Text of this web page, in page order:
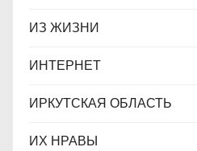
ИЗ ЖИЗНИ
ИНТЕРНЕТ
ИРКУТСКАЯ ОБЛАСТЬ
ИХ НРАВЫ